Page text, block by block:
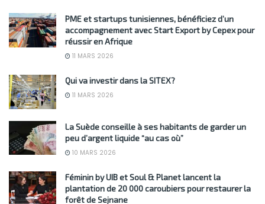
PME et startups tunisiennes, bénéficiez d’un
accompagnement avec Start Export by Cepex pour
réussir en Afrique
11 MARS 2026
Qui va investir dans la SITEX?
11 MARS 2026
La Suède conseille à ses habitants de garder un
peu d’argent liquide “au cas où”
10 MARS 2026
Féminin by UIB et Soul & Planet lancent la
plantation de 20 000 caroubiers pour restaurer la
forêt de Sejnane